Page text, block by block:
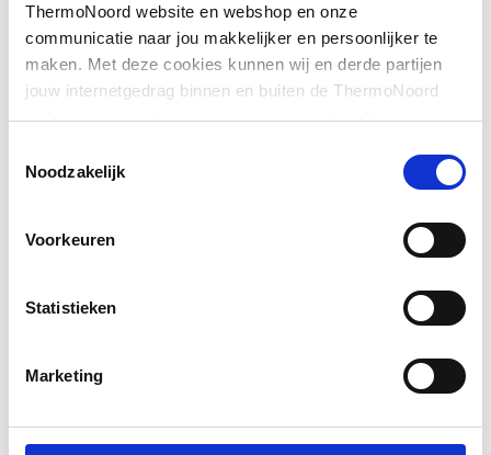
ThermoNoord website en webshop en onze
communicatie naar jou makkelijker en persoonlijker te
maken. Met deze cookies kunnen wij en derde partijen
jouw internetgedrag binnen en buiten de ThermoNoord
website en webshop volgen en verzamelen. Hiermee
communicatie aan jouw interesses aan. We slaan je
Noodzakelijk
Voorkeuren
Statistieken
Marketing
Geschikt voor
betonvloer
Ja
Geschikt voor gecoate
vloer
Ja
Geschikt voor kunststof
Kwaliteitsklasse vloerput Polypropyleen (PP)
Materiaal vloerput Kunststof
Toon meer